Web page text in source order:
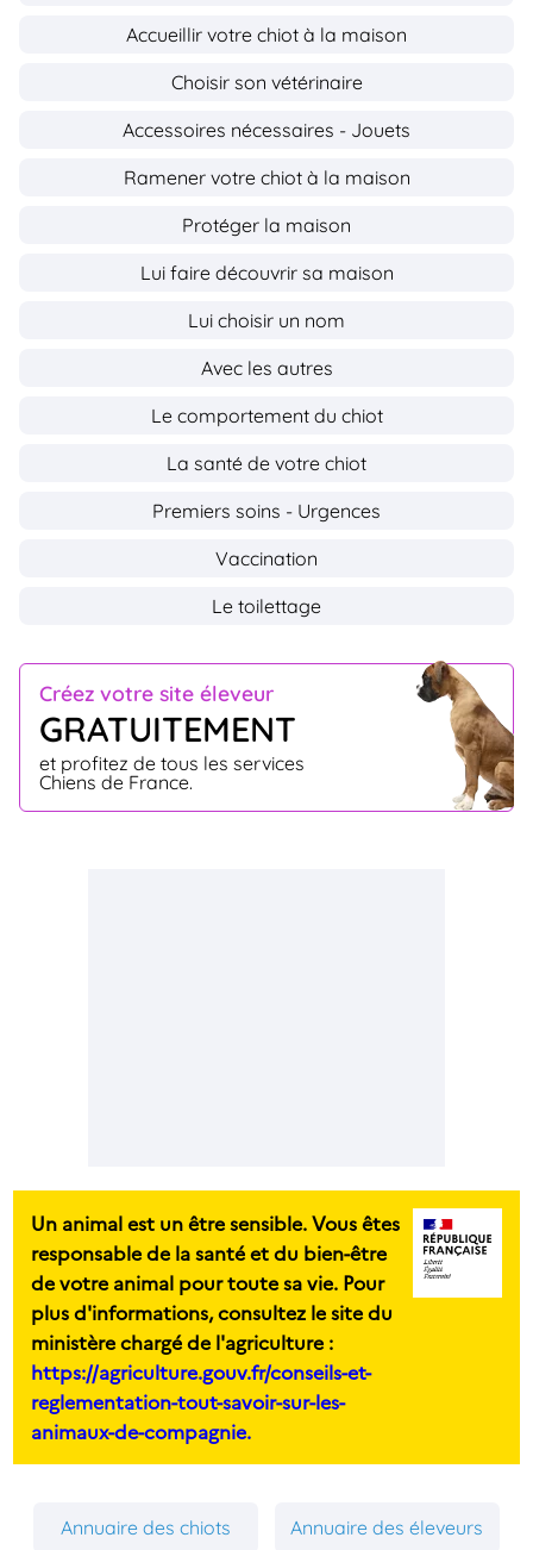
Créez votre site éleveur
GRATUITEMENT
et profitez de tous les services
Chiens de France.
Accueillir votre chiot à la maison
Choisir son vétérinaire
Accessoires nécessaires - Jouets
Ramener votre chiot à la maison
Protéger la maison
Lui faire découvrir sa maison
Lui choisir un nom
Avec les autres
Le comportement du chiot
La santé de votre chiot
Premiers soins - Urgences
Vaccination
Le toilettage
Un animal est un être sensible. Vous êtes
responsable de la santé et du bien-être
de votre animal pour toute sa vie. Pour
plus d'informations, consultez le site du
ministère chargé de l'agriculture :
https://agriculture.gouv.fr/conseils-et-
reglementation-tout-savoir-sur-les-
animaux-de-compagnie.
Annuaire des chiots Annuaire des éleveurs